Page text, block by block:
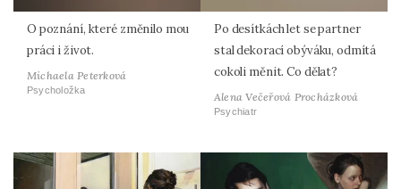
O poznání, které změnilo mou
práci i život.
Michaela Peterková
Psycholožka
Po desítkách let se partner
stal dekorací obýváku, odmítá
cokoli měnit. Co dělat?
Alena Večeřová Procházková
Psychiatr